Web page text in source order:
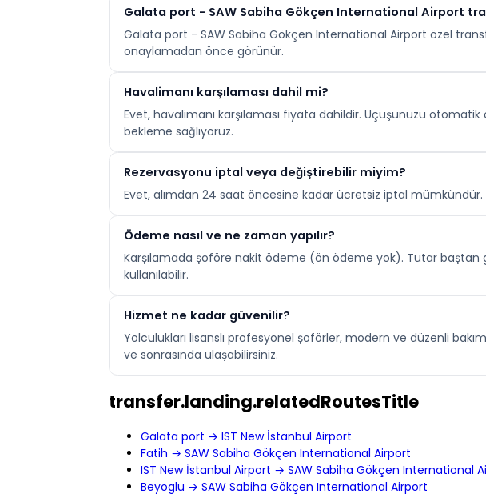
Galata port - SAW Sabiha Gökçen International Airport
Galata port - SAW Sabiha Gökçen International Airport özel
onaylamadan önce görünür.
Havalimanı karşılaması dahil mi?
Evet, havalimanı karşılaması fiyata dahildir. Uçuşunuzu
bekleme sağlıyoruz.
Rezervasyonu iptal veya değiştirebilir miyim?
Evet, alımdan 24 saat öncesine kadar ücretsiz iptal
Ödeme nasıl ve ne zaman yapılır?
Karşılamada şoföre nakit ödeme (ön ödeme yok). Tutar baştan
kullanılabilir.
Hizmet ne kadar güvenilir?
Yolculukları lisanslı profesyonel şoförler, modern ve düzenli
ve sonrasında ulaşabilirsiniz.
transfer.landing.relatedRoutesTitle
Galata port → IST New İstanbul Airport
Fatih → SAW Sabiha Gökçen International Airport
IST New İstanbul Airport → SAW Sabiha Gökçen International
Beyoglu → SAW Sabiha Gökçen International Airport